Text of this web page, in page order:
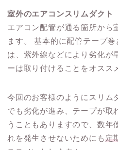
室外のエアコンスリムダクト
エアコン配管が通る箇所から
ます。 基本的に配管テープ
は、紫外線などにより劣化が
ーは取り付けることをオスス
今回のお客様のようにスリム
でも劣化が進み、テープが取
うこともありますので、数年
れを発生させないためにも 定